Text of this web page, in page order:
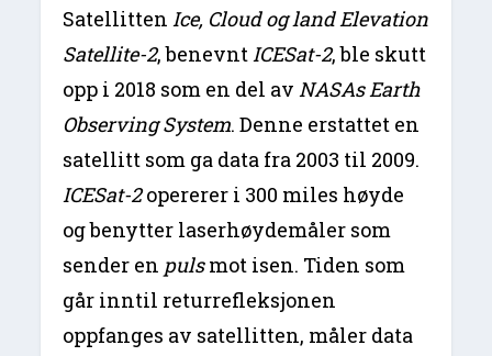
SatellittenIce, Cloud og land Elevation
Satellite-2, benevntICESat-2, ble skutt
opp i 2018 som en del avNASAs Earth
Observing System. Denne erstattet en
satellitt som ga data fra 2003 til 2009.
ICESat-2opererer i 300 miles høyde
og benytter laserhøydemåler som
sender en pulsmot isen. Tiden som
går inntil returrefleksjonen
oppfanges av satellitten, måler data